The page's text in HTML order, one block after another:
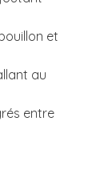
et
au
entre